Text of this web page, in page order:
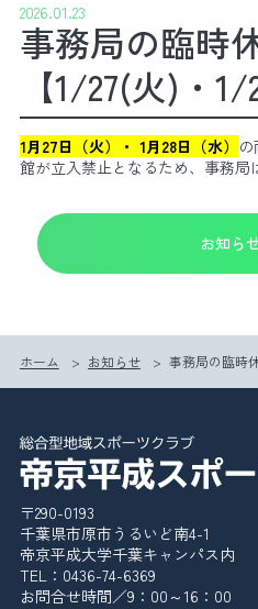
交通アクセス
スケジュール
よくある質問
ドッグクラブ
2026.01.23
事務局の臨時
【1/27(火)・1/
1月27日（火）・ 1月28日（水）
館が立入禁止となるため、事務局
お知ら
ホーム > お知らせ > 事務局の臨時
〒290-0193
千葉県市原市うるいど南4-1
帝京平成大学千葉キャンパス内
TEL：0436-74-6369
お問合せ時間／9：00～16：00